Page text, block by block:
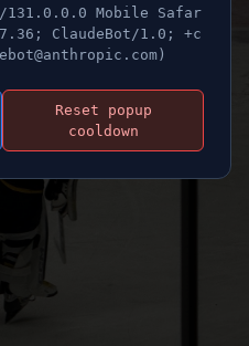
131.0.0.0 Mobile Safar
ClaudeBot/1.0; +c
Reset popup
cooldown